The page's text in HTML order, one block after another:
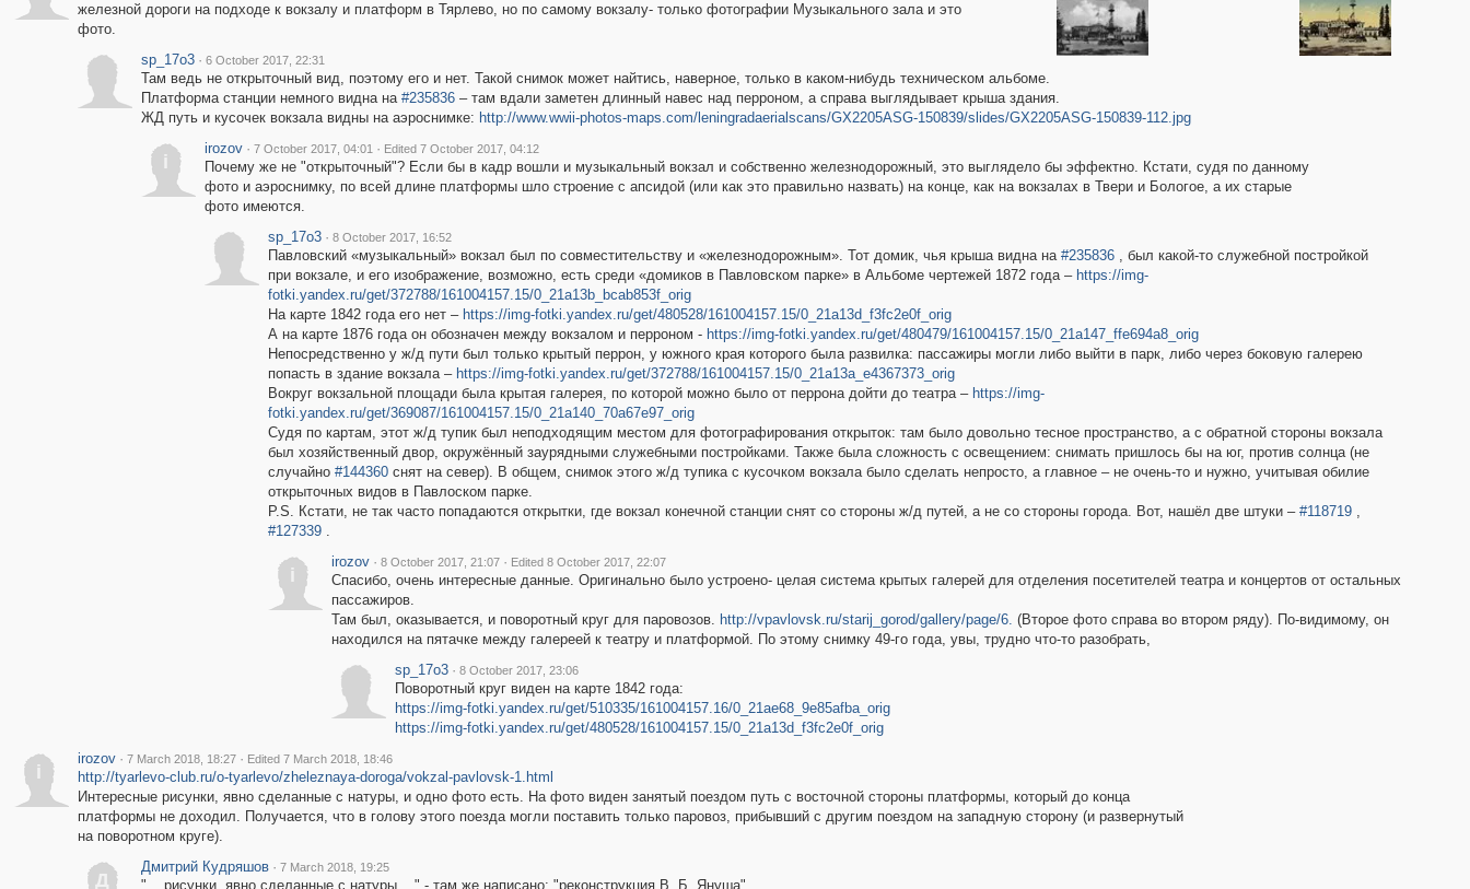
железной дороги на подходе к вокзалу и платформ в Тярлево, но по самому вокзалу- только фотографии Музыкального зала и это
фото.
sp_17o3 · 6 October 2017, 22:31
Там ведь не открыточный вид, поэтому его и нет. Такой снимок может найтись, наверное, только в каком-нибудь техническом альбоме.
Платформа станции немного видна на #235836– там вдали заметен длинный навес над перроном, а справа выглядывает крыша здания.
ЖД путь и кусочек вокзала видны на аэроснимке: http://www.wwii-photos-maps.com/leningradaerialscans/GX2205ASG-150839/slides/GX2205ASG-150839-112.jpg
i
irozov · 7 October 2017, 04:01 · Edited 7 October 2017, 04:12
Почему же не "открыточный"? Если бы в кадр вошли и музыкальный вокзал и собственно железнодорожный, это выглядело бы эффектно. Кстати, судя по данному
фото и аэроснимку, по всей длине платформы шло строение с апсидой (или как это правильно назвать) на конце, как на вокзалах в Твери и Бологое, а их старые
фото имеются.
sp_17o3 · 8 October 2017, 16:52
Павловский «музыкальный» вокзал был по совместительству и «железнодорожным». Тот домик, чья крыша видна на #235836, был какой-то служебной постройкой
при вокзале, и его изображение, возможно, есть среди «домиков в Павловском парке» в Альбоме чертежей 1872 года – https://img-
fotki.yandex.ru/get/372788/161004157.15/0_21a13b_bcab853f_orig
На карте 1842 года его нет – https://img-fotki.yandex.ru/get/480528/161004157.15/0_21a13d_f3fc2e0f_orig
А на карте 1876 года он обозначен между вокзалом и перроном - https://img-fotki.yandex.ru/get/480479/161004157.15/0_21a147_ffe694a8_orig
Непосредственно у ж/д пути был только крытый перрон, у южного края которого была развилка: пассажиры могли либо выйти в парк, либо через боковую галерею
попасть в здание вокзала – https://img-fotki.yandex.ru/get/372788/161004157.15/0_21a13a_e4367373_orig
Вокруг вокзальной площади была крытая галерея, по которой можно было от перрона дойти до театра – https://img-
fotki.yandex.ru/get/369087/161004157.15/0_21a140_70a67e97_orig
Судя по картам, этот ж/д тупик был неподходящим местом для фотографирования открыток: там было довольно тесное пространство, а с обратной стороны вокзала
был хозяйственный двор, окружённый заурядными служебными постройками. Также была сложность с освещением: снимать пришлось бы на юг, против солнца (не
случайно #144360снят на север). В общем, снимок этого ж/д тупика с кусочком вокзала было сделать непросто, а главное – не очень-то и нужно, учитывая обилие
открыточных видов в Павлоском парке.
P.S. Кстати, не так часто попадаются открытки, где вокзал конечной станции снят со стороны ж/д путей, а не со стороны города. Вот, нашёл две штуки – #118719,
#127339.
i
irozov · 8 October 2017, 21:07 · Edited 8 October 2017, 22:07
Спасибо, очень интересные данные. Оригинально было устроено- целая система крытых галерей для отделения посетителей театра и концертов от остальных
пассажиров.
Там был, оказывается, и поворотный круг для паровозов. http://vpavlovsk.ru/starij_gorod/gallery/page/6. (Второе фото справа во втором ряду). По-видимому, он
находился на пятачке между галереей к театру и платформой. По этому снимку 49-го года, увы, трудно что-то разобрать,
sp_17o3 · 8 October 2017, 23:06
Поворотный круг виден на карте 1842 года:
https://img-fotki.yandex.ru/get/510335/161004157.16/0_21ae68_9e85afba_orig
https://img-fotki.yandex.ru/get/480528/161004157.15/0_21a13d_f3fc2e0f_orig
i
irozov · 7 March 2018, 18:27 · Edited 7 March 2018, 18:46
http://tyarlevo-club.ru/o-tyarlevo/zheleznaya-doroga/vokzal-pavlovsk-1.html
Интересные рисунки, явно сделанные с натуры, и одно фото есть. На фото виден занятый поездом путь с восточной стороны платформы, который до конца
платформы не доходил. Получается, что в голову этого поезда могли поставить только паровоз, прибывший с другим поездом на западную сторону (и развернутый
на поворотном круге).
Д
Дмитрий Кудряшов · 7 March 2018, 19:25
"... рисунки, явно сделанные с натуры ..." - там же написано: "реконструкция В. Б. Януша".